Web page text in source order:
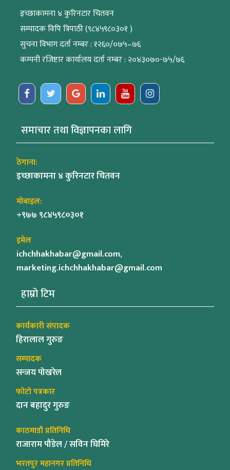
इच्छाकामना ४ कुरिनटार चितवन
सम्पादक विपि त्रिपाठी (९८४५९८०३०१ )
सुचना विभाग दर्ता नम्बर : १२६०/०७५–७६
कम्पनी रजिष्टार कार्यालय दर्ता नम्बर : २०४३०७०-७५/७६
समाचार तथा विज्ञापनका लागि
ठेगाना:
इच्छाकामना ४ कुरिनटार चितवन
मोबाइल:
+९७७ ९८४५९८०३०१
इमेल
ichchhakhabar@gmail.com,
marketing.ichchhakhabar@gmail.com
हाम्रो टिम
कार्यकारी संपादक
हिरालाल गुरुङ
सम्पादक
सन्जय पोखरेल
फोटो पत्रकार
दान बहादुर गुरुङ
काठमाडौ प्रतिनिधि
राजाराम पौडेल / सविन घिमिरे
भरतपुर महानगर प्रतिनिधि